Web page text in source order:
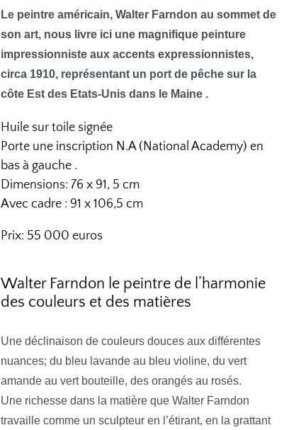
Le peintre américain, Walter Farndon au sommet de
son art, nous livre ici une magnifique peinture
impressionniste aux accents expressionnistes,
circa 1910, représentant un port de pêche sur la
côte Est des Etats-Unis dans le Maine .
Huile sur toile signée
Porte une inscription N.A (National Academy) en
bas à gauche .
Dimensions: 76 x 91, 5 cm
Avec cadre : 91 x 106,5 cm
Prix: 55 000 euros
Walter Farndon le peintre de l’harmonie
des couleurs et des matières
Une déclinaison de couleurs douces aux différentes
nuances; du bleu lavande au bleu violine, du vert
amande au vert bouteille, des orangés au rosés.
Une richesse dans la matière que Walter Farndon
travaille comme un sculpteur en l’étirant, en la grattant